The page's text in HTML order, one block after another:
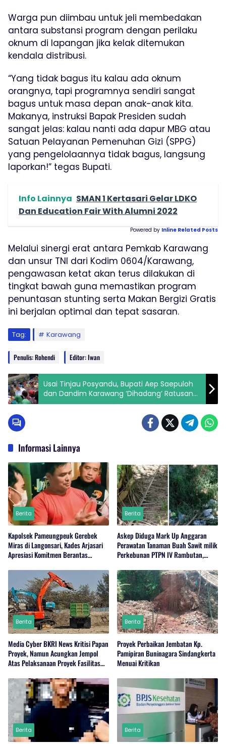
Warga pun diimbau untuk jeli membedakan
antara substansi program dengan perilaku
oknum di lapangan jika kelak ditemukan
kendala distribusi.
“Yang tidak bagus itu kalau ada oknum
orangnya, tapi programnya sendiri sangat
bagus untuk masa depan anak-anak kita.
Makanya, instruksi Bapak Presiden sudah
sangat jelas: kalau nanti ada dapur MBG atau
Satuan Pelayanan Pemenuhan Gizi (SPPG)
yang pengelolaannya tidak bagus, langsung
laporkan!” tegas Bupati.
Info Lainnya SMAN 1 Kertasari Gelar LDKO
Dan Education Fair With Alumni 2022
Powered by Inline Related Posts
Melalui sinergi erat antara Pemkab Karawang
dan unsur TNI dari Kodim 0604/Karawang,
pengawasan ketat akan terus dilakukan di
tingkat bawah guna memastikan program
penuntasan stunting serta Makan Bergizi Gratis
ini berjalan optimal dan tepat sasaran.
Tag: Karawang
Penulis: Rohendi Editor: Iwan
Usai Tinjau Posyandu, Bupati Aep Saepuloh
dan Dandim Karawang ‘Dihadang’ Ratusan
Siswa SD
Informasi Lainnya
Berita
Kapolsek Pameungpeuk Gerebek
Miras di Langonsari, Kades Arjasari
Apresiasi Komitmen Berantas
Berita
Askep Diduga Mark Up Anggaran
Perawatan Tanaman Buah Sawit milik
Perkebunan PTPN IV Rambutan,
Berita
Media Cyber BKRI News Kritisi Papan
Proyek, Namun Acungkan Jempol
Atas Pelaksanaan Proyek Fasilitas
Berita
Proyek Perbaikan Jembatan Kp.
Pamipiran Buninagara Sindangkerta
Menuai Kritikan
Berita Berita